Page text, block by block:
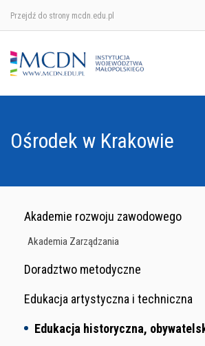
Przejdź do strony mcdn.edu.pl
Ośrodek w Krakowie
Akademie rozwoju zawodowego
Akademia Zarządzania
Doradztwo metodyczne
Edukacja artystyczna i techniczna
Edukacja historyczna,
Ośrodek w
Ośrodek w Nowym
Ośrodek w